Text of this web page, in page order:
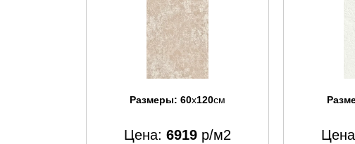
Размеры: 60x120см
Цена: 6919 р/м2